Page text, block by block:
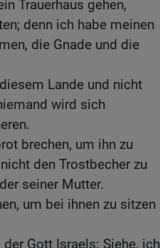
Trauerhaus gehen,
denn ich habe meinen
die Gnade und die
Lande und nicht
wird sich
brechen, um ihn zu
den Trostbecher zu
seiner Mutter.
um bei ihnen zu sitzen
Gott Israels: Siehe, ich